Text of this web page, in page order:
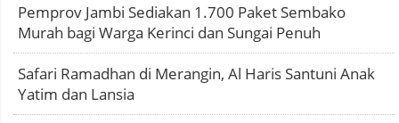
Pemprov Jambi Sediakan 1.700 Paket Sembako
Murah bagi Warga Kerinci dan Sungai Penuh
Safari Ramadhan di Merangin, Al Haris Santuni Anak
Yatim dan Lansia